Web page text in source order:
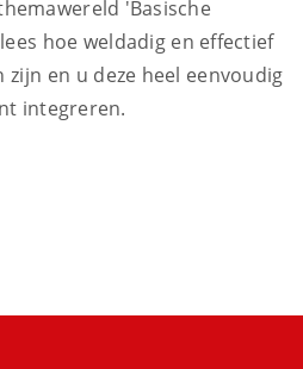
'Basische
hoe weldadig en effectief
zijn en u deze heel eenvoudig
integreren.